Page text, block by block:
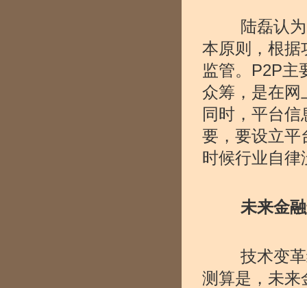
陆磊认为，
本原则，根据
监管。P2P主
众筹，是在网
同时，平台
要，要设立平
时候行业自律
未来金融
技术变革给
测算是，未来